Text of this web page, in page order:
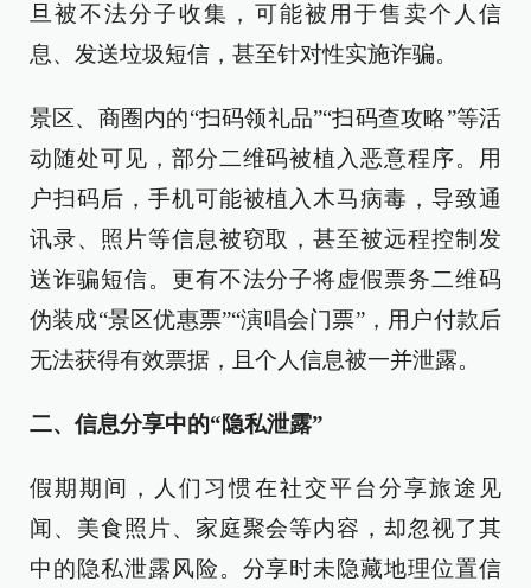
旦被不法分子收集，可能被用于售卖个人信
息、发送垃圾短信，甚至针对性实施诈骗。
景区、商圈内的“扫码领礼品”“扫码查攻略”等活
动随处可见，部分二维码被植入恶意程序。用
户扫码后，手机可能被植入木马病毒，导致通
讯录、照片等信息被窃取，甚至被远程控制发
送诈骗短信。更有不法分子将虚假票务二维码
伪装成“景区优惠票”“演唱会门票”，用户付款后
无法获得有效票据，且个人信息被一并泄露。
二、信息分享中的“隐私泄露”
假期期间，人们习惯在社交平台分享旅途见
闻、美食照片、家庭聚会等内容，却忽视了其
中的隐私泄露风险。分享时未隐藏地理位置信